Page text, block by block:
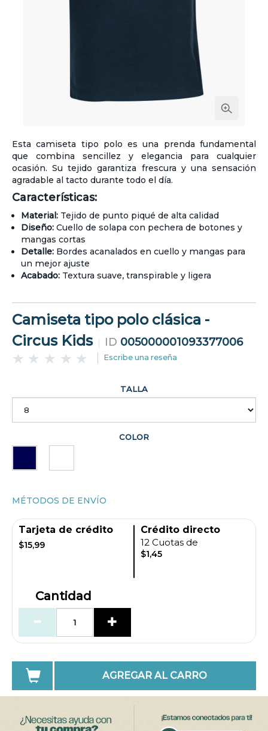
Esta camiseta tipo polo es una prenda fundamental
que combina sencillez y elegancia para cualquier
ocasión. Su tejido garantiza frescura y una sensación
agradable al tacto durante todo el día.
Características:
Material: Tejido de punto piqué de alta calidad
Diseño: Cuello de solapa con pechera de botones y
mangas cortas
Detalle: Bordes acanalados en cuello y mangas para
un mejor ajuste
Acabado: Textura suave, transpirable y ligera
Camiseta tipo polo clásica -
Circus Kids
ID 005000001093377006
Escribe una reseña
TALLA
COLOR
MÉTODOS DE ENVÍO
Tarjeta de crédito
$15,99
Crédito directo
12 Cuotas de
$1,45
Cantidad
AGREGAR AL CARRO